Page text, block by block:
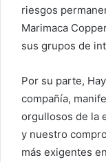
riesgos
Marimaca
sus grupos de
Por su parte,
compañía,
orgullosos de la
y nuestro
más exigentes